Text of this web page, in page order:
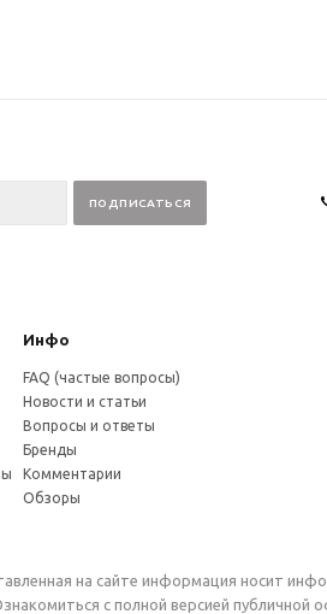
Инфо
FAQ (частые вопросы)
Новости и статьи
Вопросы и ответы
Бренды
Комментарии
Обзоры
на сайте информация носит
с полной версией публичной